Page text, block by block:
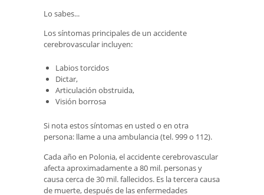
Lo sabes...
Los síntomas principales de un accidente
cerebrovascular incluyen:
Labios torcidos
Dictar,
Articulación obstruida,
Visión borrosa
Si nota estos síntomas en usted o en otra
persona: llame a una ambulancia (tel. 999 o 112).
Cada año en Polonia, el accidente cerebrovascular
afecta aproximadamente a 80 mil. personas y
causa cerca de 30 mil. fallecidos. Es la tercera causa
de muerte, después de las enfermedades